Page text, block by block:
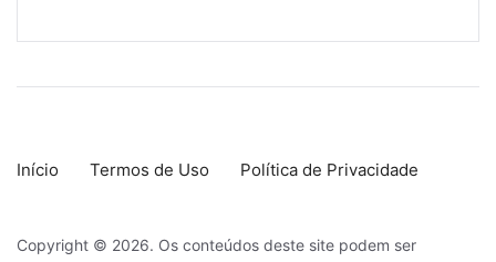
Início Termos de Uso Política de Privacidade
Copyright © 2026. Os conteúdos deste site podem ser